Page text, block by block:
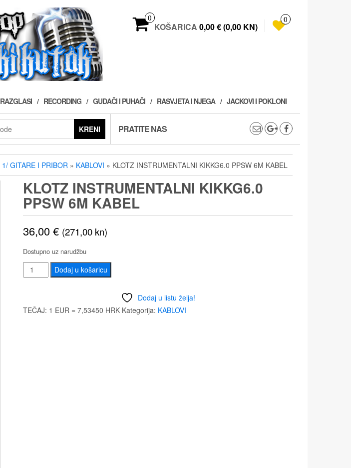
0
KOŠARICA 0,00 € (0,00 KN)
0
RAZGLASI RECORDING GUDAČI I PUHAČI RASVJETA I NJEGA JACKOVI I POKLONI
KRENI PRATITE NAS
1/ GITARE I PRIBOR » KABLOVI » KLOTZ INSTRUMENTALNI KIKKG6.0 PPSW 6M KABEL
KLOTZ INSTRUMENTALNI KIKKG6.0
PPSW 6M KABEL
36,00€ (271,00 kn)
Dostupno uz narudžbu
KLOTZ
INSTRUMENTALNI
PPSW
Dodaj u košaricu
Dodaj u listu želja!
TEČAJ: 1 EUR = 7,53450 HRK Kategorija: KABLOVI